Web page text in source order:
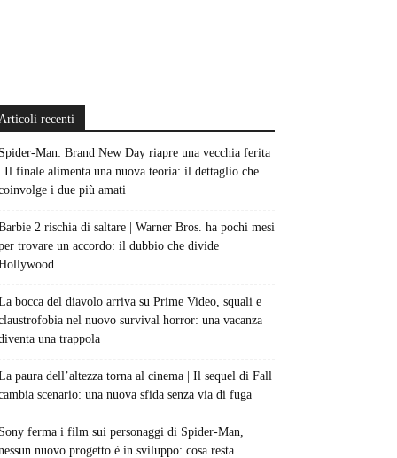
recenti
Man: Brand New Day riapre una vecchia ferita
Il finale alimenta una nuova teoria: il dettaglio che
i due più amati
2 rischia di saltare | Warner Bros. ha pochi mesi
trovare un accordo: il dubbio che divide
bocca del diavolo arriva su Prime Video, squali e
nel nuovo survival horror: una vacanza
una trappola
paura dell’altezza torna al cinema | Il sequel di Fall
scenario: una nuova sfida senza via di fuga
ferma i film sui personaggi di Spider-Man,
nuovo progetto è in sviluppo: cosa resta